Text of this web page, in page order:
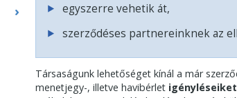
egyszerre vehetik át,
szerződéses partnereinknek az
Társaságunk lehetőséget kínál a már
menetjegy-, illetve havibérlet